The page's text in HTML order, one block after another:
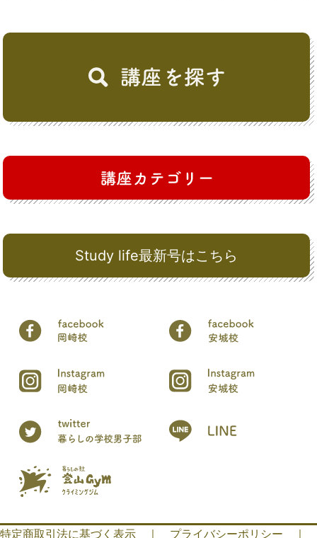
Study life最新号はこちら
特定商取引法に基づく表示 ｜ プライバシーポリシー ｜